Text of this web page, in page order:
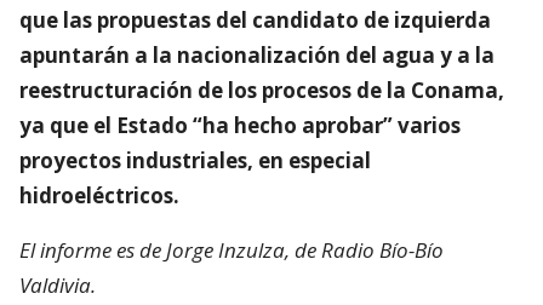
que las propuestas del candidato de izquierda
apuntarán a la nacionalización del agua y a la
reestructuración de los procesos de la Conama,
ya que el Estado “ha hecho aprobar” varios
proyectos industriales, en especial
hidroeléctricos.
El informe es de Jorge Inzulza, de Radio Bío-Bío
Valdivia.